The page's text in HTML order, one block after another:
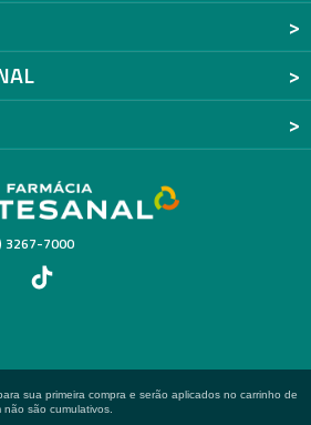
3267-7000
sua primeira compra e serão aplicados no carrinho de
são cumulativos.